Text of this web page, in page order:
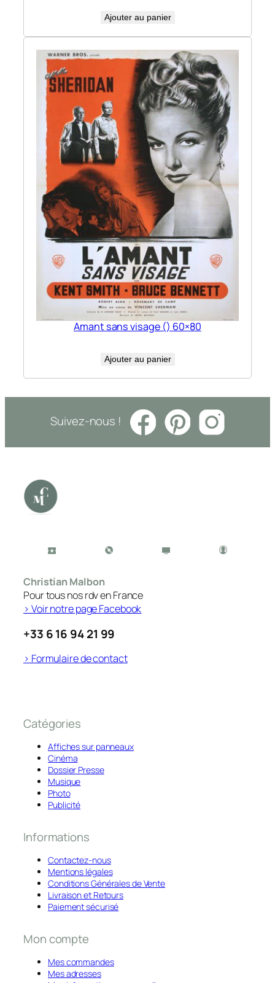
Ajouter au panier
Amant sans visage () 60×80
Ajouter au panier
Suivez-nous !
Christian Malbon
Pour tous nos rdv en France
> Voir notre page Facebook
+33 6 16 94 21 99
> Formulaire de contact
Catégories
Affiches sur panneaux
Cinéma
Dossier Presse
Musique
Photo
Publicité
Informations
Contactez-nous
Mentions légales
Conditions Générales de Vente
Livraison et Retours
Paiement sécurisé
Mon compte
Mes commandes
Mes adresses